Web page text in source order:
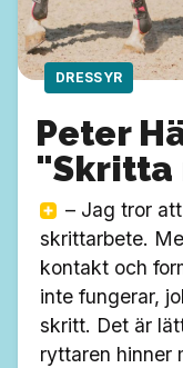
DRESSYR
Peter
"Skritta
– Jag tror
skrittarbete.
kontakt och
inte fungerar,
skritt. Det är
ryttaren hinner